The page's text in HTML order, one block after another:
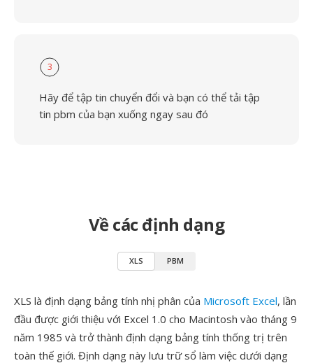
3
Hãy để tập tin chuyển đổi và bạn có thể tải tập
tin pbm của bạn xuống ngay sau đó
Về các định dạng
XLS PBM
XLS là định dạng bảng tính nhị phân của Microsoft Excel, lần
đầu được giới thiệu với Excel 1.0 cho Macintosh vào tháng 9
năm 1985 và trở thành định dạng bảng tính thống trị trên
toàn thế giới. Định dạng này lưu trữ sổ làm việc dưới dạng